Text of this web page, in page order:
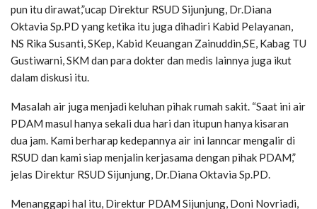
pun itu dirawat,”ucap Direktur RSUD Sijunjung, Dr.Diana
Oktavia Sp.PD yang ketika itu juga dihadiri Kabid Pelayanan,
NS Rika Susanti, SKep, Kabid Keuangan Zainuddin,SE, Kabag TU
Gustiwarni, SKM dan para dokter dan medis lainnya juga ikut
dalam diskusi itu.
Masalah air juga menjadi keluhan pihak rumah sakit. “Saat ini air
PDAM masul hanya sekali dua hari dan itupun hanya kisaran
dua jam. Kami berharap kedepannya air ini lanncar mengalir di
RSUD dan kami siap menjalin kerjasama dengan pihak PDAM,”
jelas Direktur RSUD Sijunjung, Dr.Diana Oktavia Sp.PD.
Menanggapi hal itu, Direktur PDAM Sijunjung, Doni Novriadi,